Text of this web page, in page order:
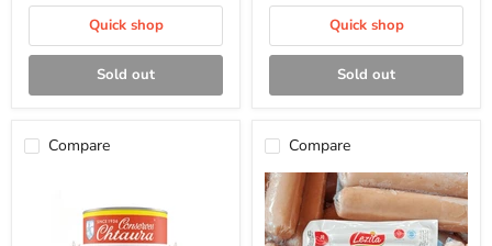
Quick shop
Sold out
ン
ッ
ピ
ル
ス-
680
g
Quick shop
Sold out
Compare Compare